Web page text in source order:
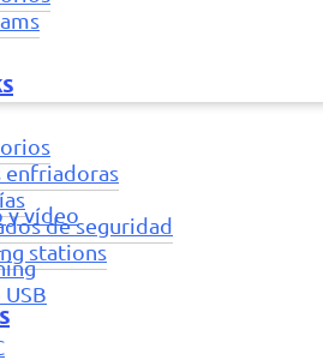
enfriadoras
de seguridad
stations
y vídeo